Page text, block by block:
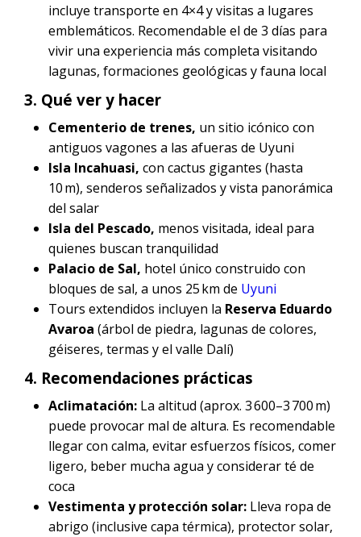
incluye transporte en 4×4 y visitas a lugares
emblemáticos. Recomendable el de 3 días para
vivir una experiencia más completa visitando
lagunas, formaciones geológicas y fauna local
3. Qué ver y hacer
Cementerio de trenes, un sitio icónico con
antiguos vagones a las afueras de Uyuni
Isla Incahuasi, con cactus gigantes (hasta
10 m), senderos señalizados y vista panorámica
del salar
Isla del Pescado, menos visitada, ideal para
quienes buscan tranquilidad
Palacio de Sal, hotel único construido con
bloques de sal, a unos 25 km de Uyuni
Tours extendidos incluyen la Reserva Eduardo
Avaroa (árbol de piedra, lagunas de colores,
géiseres, termas y el valle Dalí)
4. Recomendaciones prácticas
Aclimatación: La altitud (aprox. 3 600–3 700 m)
puede provocar mal de altura. Es recomendable
llegar con calma, evitar esfuerzos físicos, comer
ligero, beber mucha agua y considerar té de
coca
Vestimenta y protección solar: Lleva ropa de
abrigo (inclusive capa térmica), protector solar,